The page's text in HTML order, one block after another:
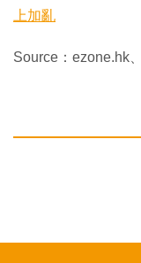
上加亂
Source：ezone.hk、